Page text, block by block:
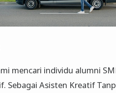
mencari individu alumni
Sebagai Asisten Kreatif